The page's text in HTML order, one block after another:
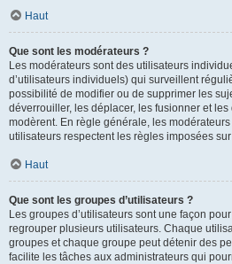
Haut
Que sont les modérateurs ?
Les modérateurs sont des utilisateurs
d’utilisateurs individuels) qui surveillent
possibilité de modifier ou de supprimer les
déverrouiller, les déplacer, les fusionner et les
modèrent. En règle générale, les
utilisateurs respectent les règles imposées
Haut
Que sont les groupes d’utilisateurs ?
Les groupes d’utilisateurs sont une façon
regrouper plusieurs utilisateurs. Chaque
groupes et chaque groupe peut détenir des
facilite les tâches aux administrateurs qui